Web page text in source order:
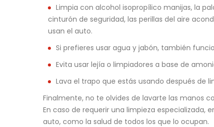
Limpia con alcohol isopropílico manijas, la
cinturón de seguridad, las perillas del aire
usan el auto.
Si prefieres usar agua y jabón, también
Evita usar lejía o limpiadores a base de
Lava el trapo que estás usando después de
Finalmente, no te olvides de lavarte las manos
En caso de requerir una limpieza especializada,
auto, como la salud de todos los que lo ocupan.